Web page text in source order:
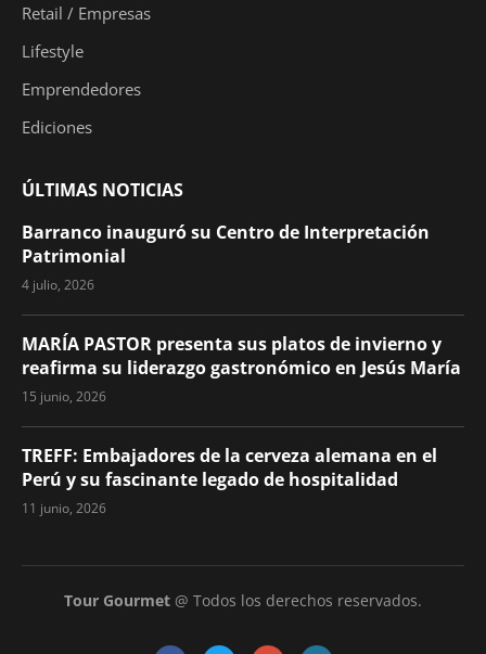
Retail / Empresas
Lifestyle
Emprendedores
Ediciones
ÚLTIMAS NOTICIAS
Barranco inauguró su Centro de Interpretación
Patrimonial
4 julio, 2026
MARÍA PASTOR presenta sus platos de invierno y
reafirma su liderazgo gastronómico en Jesús María
15 junio, 2026
TREFF: Embajadores de la cerveza alemana en el
Perú y su fascinante legado de hospitalidad
11 junio, 2026
Tour Gourmet @ Todos los derechos reservados.